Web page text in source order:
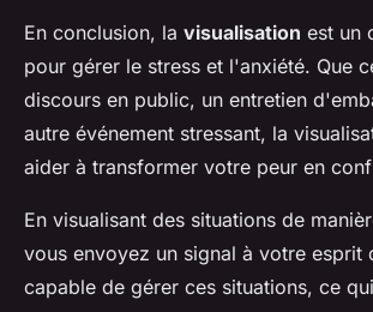
En conclusion, la visualisation est un
pour gérer le stress et l'anxiété. Que
discours en public, un entretien
autre événement stressant, la
aider à transformer votre peur en
En visualisant des situations de
vous envoyez un signal à votre esprit
capable de gérer ces situations, ce